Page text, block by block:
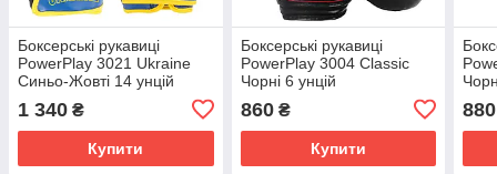
Боксерські рукавиці
PowerPlay 3021 Ukraine
Синьо-Жовті 14 унцій
1 340 ₴
Купити
Боксерські рукавиці
PowerPlay 3004 Classic
Чорні 6 унцій
860₴
Купити
880